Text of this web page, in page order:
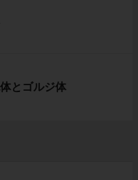
とゴルジ体